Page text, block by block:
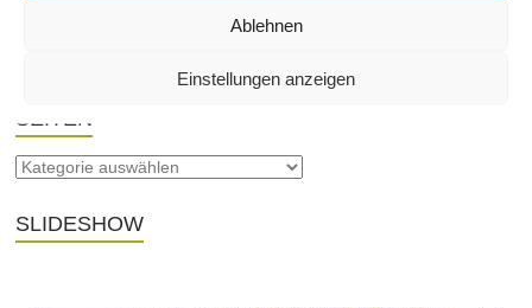
Ablehnen
Einstellungen anzeigen
SEITEN
SLIDESHOW